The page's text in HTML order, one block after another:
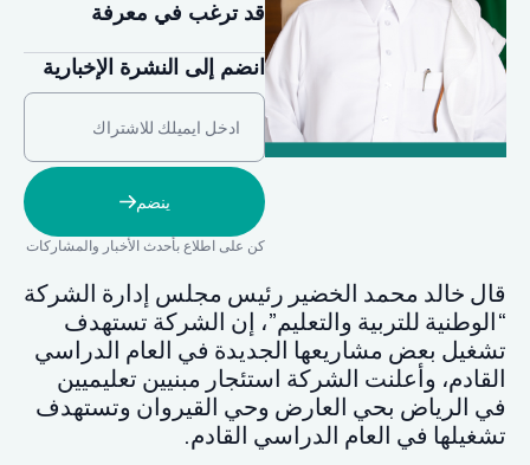
قد ترغب في معرفة
انضم إلى النشرة الإخبارية
ينضم
كن على اطلاع بأحدث الأخبار والمشاركات
قال خالد محمد الخضير رئيس مجلس إدارة الشركة
“الوطنية للتربية والتعليم”، إن الشركة تستهدف
تشغيل بعض مشاريعها الجديدة في العام الدراسي
القادم، وأعلنت الشركة استئجار مبنيين تعليميين
في الرياض بحي العارض وحي القيروان وتستهدف
تشغيلها في العام الدراسي القادم.